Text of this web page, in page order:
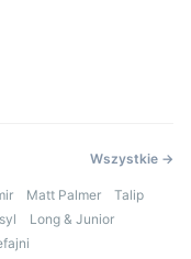
Wszystkie →
Matt Palmer
Talip
Long & Junior